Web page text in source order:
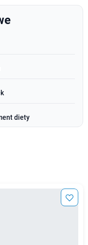
diety